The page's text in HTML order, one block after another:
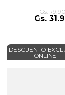
Gs. 79.
Gs. 31 .
DESCUENTO
ONLINE